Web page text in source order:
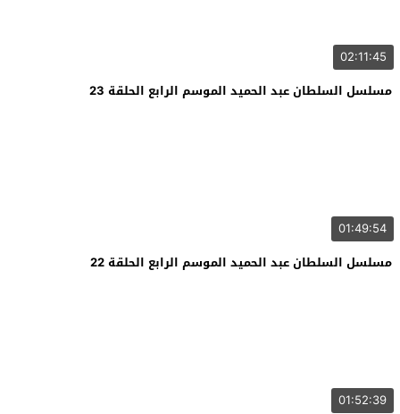
02:11:45
مسلسل السلطان عبد الحميد الموسم الرابع الحلقة 23
01:49:54
مسلسل السلطان عبد الحميد الموسم الرابع الحلقة 22
01:52:39